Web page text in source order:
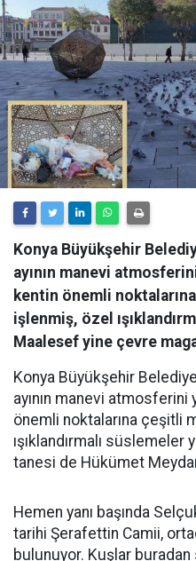
Konya Büyükşehir
ayının manevi
kentin önemli
işlenmiş, özel
Maalesef yine çevre
Konya Büyükşehir
ayının manevi atmosferini
önemli noktalarına çeşitli
ışıklandırmalı
tanesi de Hükümet
Hemen yanı başında
tarihi Şerafettin Camii,
bulunuyor. Kuşlar